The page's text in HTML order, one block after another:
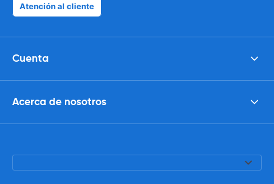
Atención al cliente
Cuenta
Acerca de nosotros